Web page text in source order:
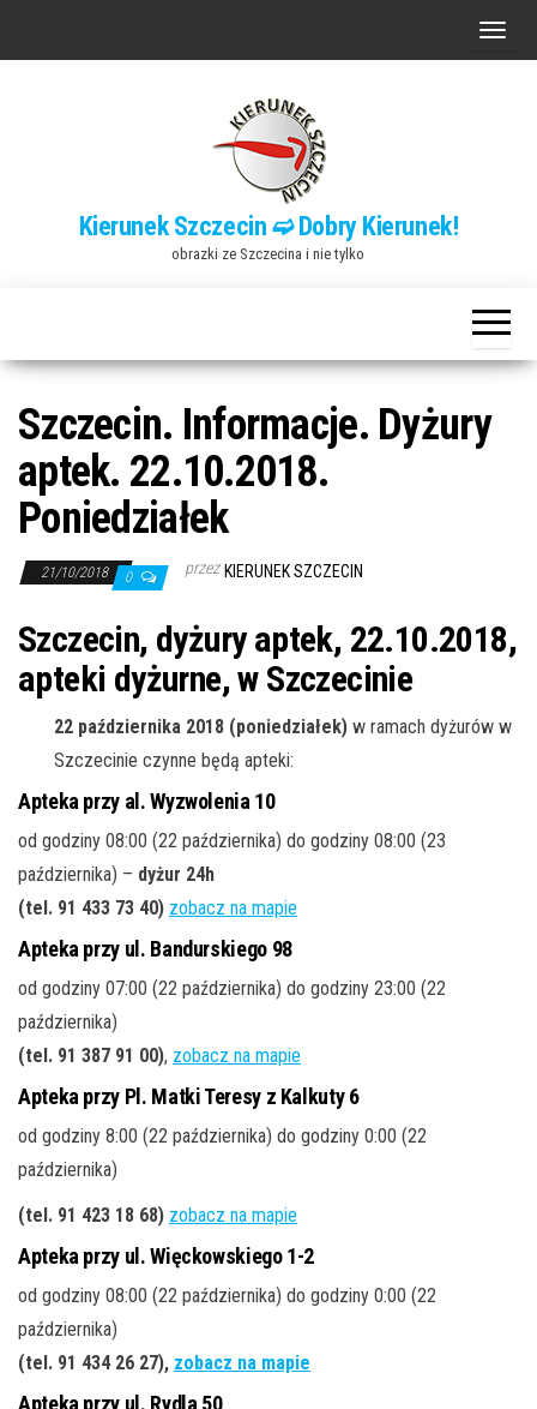
P
n
a
w
Kierunek Szczecin ➫ Dobry Kierunek!
obrazki ze Szczecina i nie tylko
Szczecin. Informacje. Dyżury
aptek. 22.10.2018.
Poniedziałek
21/10/2018 0 przez KIERUNEK SZCZECIN
Szczecin, dyżury aptek, 22.10.2018,
apteki dyżurne, w Szczecinie
22 października 2018 (poniedziałek) w ramach dyżurów w
Szczecinie czynne będą apteki:
Apteka przy al. Wyzwolenia 10
od godziny 08:00 (22 października) do godziny 08:00 (23
października) – dyżur 24h
(tel. 91 433 73 40) zobacz na mapie
Apteka przy ul. Bandurskiego 98
od godziny 07:00 (22 października) do godziny 23:00 (22
października)
(tel. 91 387 91 00), zobacz na mapie
Apteka przy Pl. Matki Teresy z Kalkuty 6
od godziny 8:00 (22 października) do godziny 0:00 (22
października)
(tel. 91 423 18 68) zobacz na mapie
Apteka przy ul. Więckowskiego 1-2
od godziny 08:00 (22 października) do godziny 0:00 (22
października)
(tel. 91 434 26 27), zobacz na mapie
Apteka przy ul. Rydla 50